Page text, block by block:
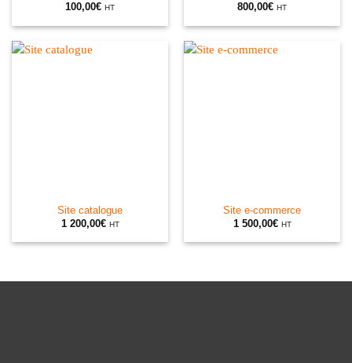
100,00€ HT
800,00€ HT
Site catalogue
1 200,00€ HT
Site e-commerce
1 500,00€ HT